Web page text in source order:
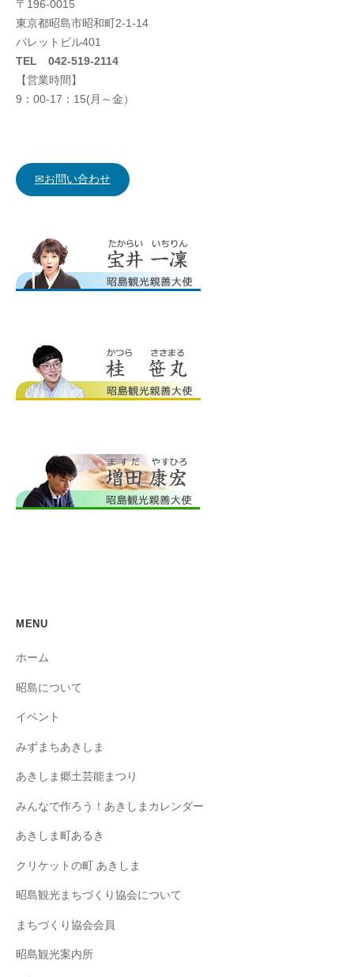
〒196-0015
東京都昭島市昭和町2-1-14
パレットビル401
TEL 042-519-2114
【営業時間】
9：00-17：15(月～金）
✉お問い合わせ
MENU
ホーム
昭島について
イベント
みずまちあきしま
あきしま郷土芸能まつり
みんなで作ろう！あきしまカレンダー
あきしま町あるき
クリケットの町 あきしま
昭島観光まちづくり協会について
まちづくり協会会員
昭島観光案内所